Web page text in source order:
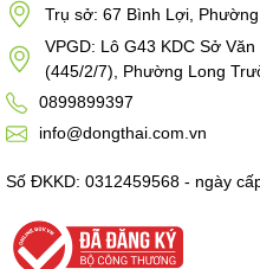
Trụ sở: 67 Bình Lợi,
VPGD: Lô G43 KDC Sở
(445/2/7), Phường Long
0899899397
info@dongthai.com.vn
Số ĐKKD: 0312459568 - ngày